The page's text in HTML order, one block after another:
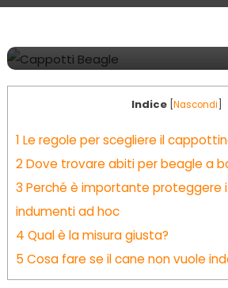
Indice [Nascondi
1 Le regole per scegliere il
2Dove trovare abiti per beagle a
3 Perché è importante proteggere
indumenti ad hoc
4 Qual è la misura giusta?
5 Cosa fare se il cane non vuole